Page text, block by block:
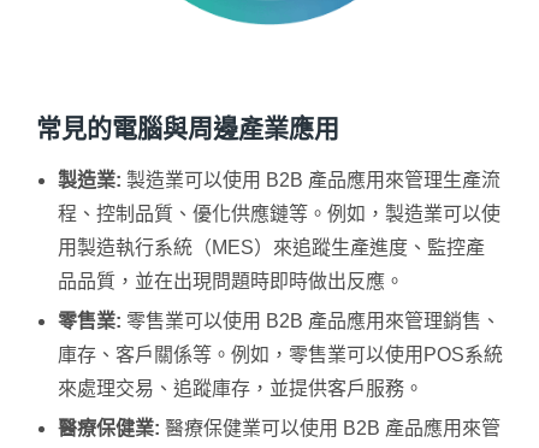
常見的電腦與周邊產業應用
製造業: 製造業可以使用 B2B 產品應用來管理生產流
程、控制品質、優化供應鏈等。例如，製造業可以使
用製造執行系統（MES）來追蹤生產進度、監控產
品品質，並在出現問題時即時做出反應。
零售業: 零售業可以使用 B2B 產品應用來管理銷售、
庫存、客戶關係等。例如，零售業可以使用POS系統
來處理交易、追蹤庫存，並提供客戶服務。
醫療保健業: 醫療保健業可以使用 B2B 產品應用來管